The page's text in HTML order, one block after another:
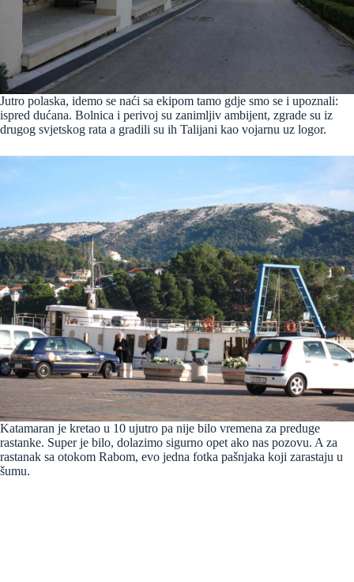
Jutro polaska, idemo se naći sa ekipom tamo gdje smo se i upoznali:
ispred dućana. Bolnica i perivoj su zanimljiv ambijent, zgrade su iz
drugog svjetskog rata a gradili su ih Talijani kao vojarnu uz logor.
Katamaran je kretao u 10 ujutro pa nije bilo vremena za preduge
rastanke. Super je bilo, dolazimo sigurno opet ako nas pozovu. A za
rastanak sa otokom Rabom, evo jedna fotka pašnjaka koji zarastaju u
šumu.